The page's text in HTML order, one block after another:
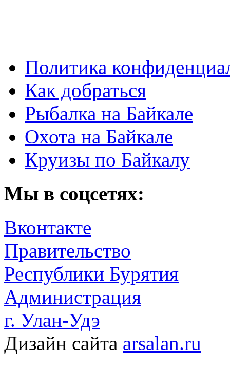
Политика
Как добраться
Рыбалка на Байкале
Охота на Байкале
Круизы по Байкалу
Мы в соцсетях:
Вконтакте
Правительство
Республики Бурятия
Администрация
г. Улан-Удэ
Дизайн сайта arsalan.ru